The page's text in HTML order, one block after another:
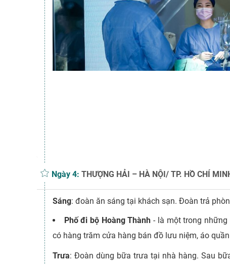
Ngày 4: THƯỢNG HẢI – HÀ NỘI/ TP. HỒ CHÍ
Sáng: đoàn ăn sáng tại khách sạn. Đoàn trả
Phố đi bộ Hoàng Thành - là một trong
có hàng trăm cửa hàng bán đồ lưu niệm, áo
Trưa: Đoàn dùng bữa trưa tại nhà hàng. Sau